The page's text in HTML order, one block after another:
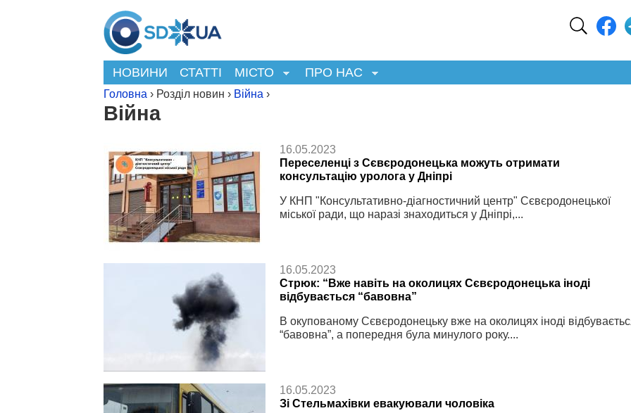
НОВИНИ СТАТТІ МІСТО ПРО НАС
Головна › Розділ новин › Війна ›
Війна
16.05.2023
Переселенці з Сєвєродонецька можуть отримати
консультацію уролога у Дніпрі
У КНП "Консультативно-діагностичний центр" Сєвєродонецької
міської ради, що наразі знаходиться у Дніпрі,...
16.05.2023
Стрюк: “Вже навіть на околицях Сєвєродонецька іноді
відбувається “бавовна”
В окупованому Сєвєродонецьку вже на околицях іноді
“бавовна”, а попередня була минулого року....
16.05.2023
Зі Стельмахівки евакуювали чоловіка